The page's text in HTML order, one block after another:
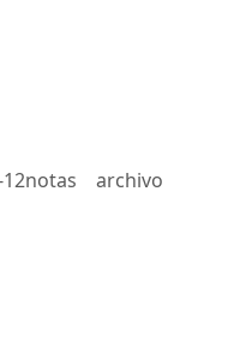
12notas archivo